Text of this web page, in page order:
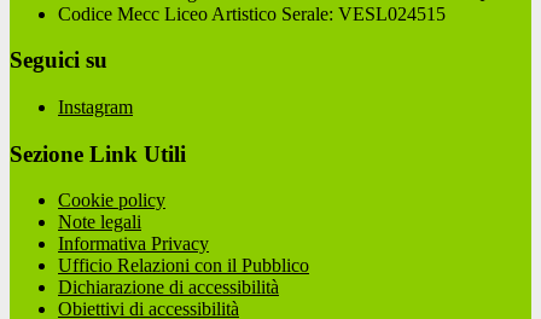
Codice Mecc Liceo Artistico Serale: VESL024515
Seguici su
Instagram
Sezione Link Utili
Cookie policy
Note legali
Informativa Privacy
Ufficio Relazioni con il Pubblico
Dichiarazione di accessibilità
Obiettivi di accessibilità